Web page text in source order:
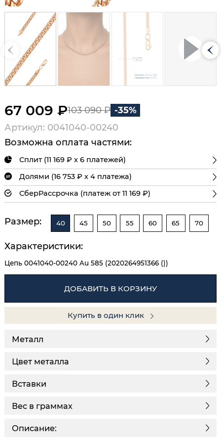
67 009 ₽103 090 ₽ -35%
Артикул: 0041040-00240
Возможна оплата частями:
Сплит (11 169 ₽ х 6 платежей)
Долями (16 753 ₽ х 4 платежа)
СберРассрочка (платеж от 11 169 ₽)
Размер: 40 45 50 55 60 65 70
Характеристики:
Цепь 0041040-00240 Au 585 (2020264951366 ())
ДОБАВИТЬ В КОРЗИНУ
Купить в один клик
Металл
Цвет металла
Вставки
Описание:
Вес в граммах